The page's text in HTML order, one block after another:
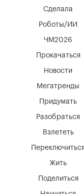
Мегатренды
Придумать
Разобраться
Взлететь
Новости
Жить
Поделиться
Сделала
Роботы/ИИ
ЧМ2026
Прокачаться